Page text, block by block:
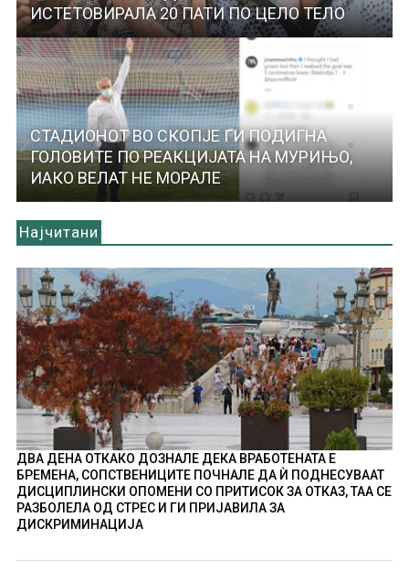
ИСТЕТОВИРАЛА 20 ПАТИ ПО ЦЕЛО ТЕЛО
СТАДИОНОТ ВО СКОПЈЕ ГИ ПОДИГНА
ГОЛОВИТЕ ПО РЕАКЦИЈАТА НА МУРИЊО,
ИАКО ВЕЛАТ НЕ МОРАЛЕ
Најчитани
ДВА ДЕНА ОТКАКО ДОЗНАЛЕ ДЕКА ВРАБОТЕНАТА Е
БРЕМЕНА, СОПСТВЕНИЦИТЕ ПОЧНАЛЕ ДА Ѝ ПОДНЕСУВААТ
ДИСЦИПЛИНСКИ ОПОМЕНИ СО ПРИТИСОК ЗА ОТКАЗ, ТАА СЕ
РАЗБОЛЕЛА ОД СТРЕС И ГИ ПРИЈАВИЛА ЗА
ДИСКРИМИНАЦИЈА